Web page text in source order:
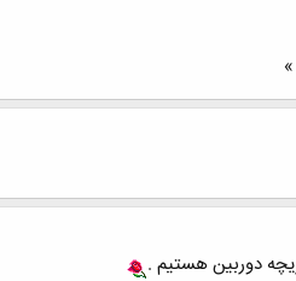
دوربین هستیم .